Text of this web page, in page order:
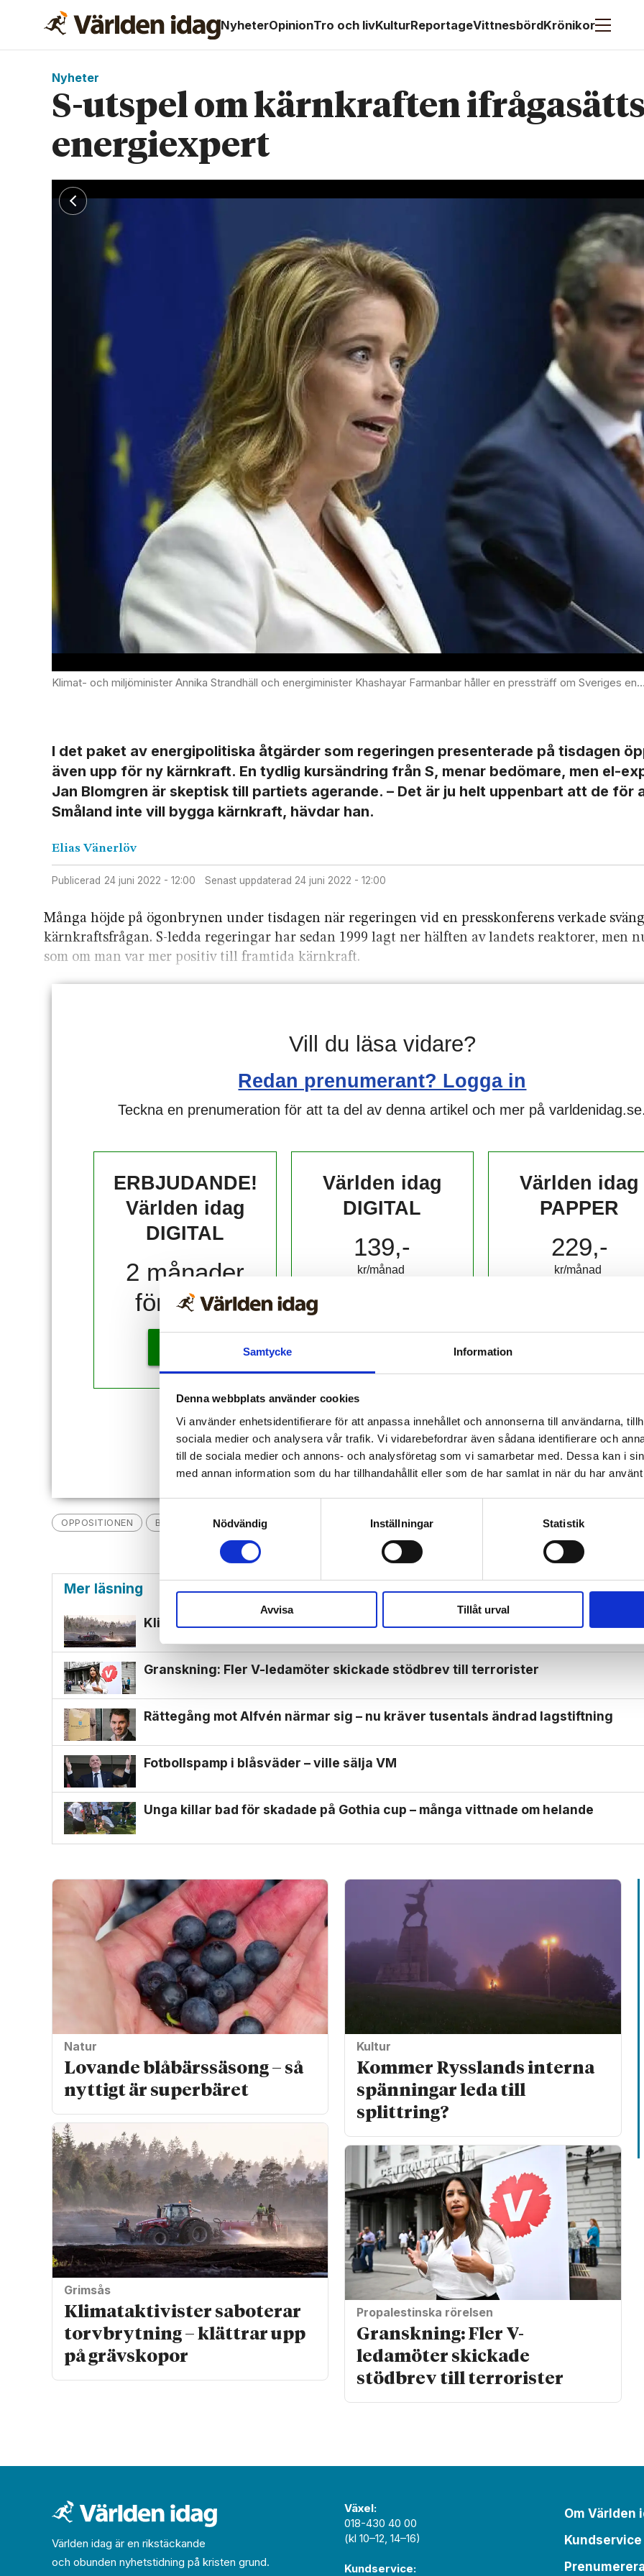
Samtycke Information
Denna webbplats använder cookies
Vi använder enhetsidentifierare för att anpassa innehållet och annonserna till användarna,
sociala medier och analysera vår trafik. Vi vidarebefordrar även sådana identifierare och
till de sociala medier och annons- och analysföretag som vi samarbetar med. Dessa kan i
med annan information som du har tillhandahållit eller som de har samlat in när du har
Samtyckesval
Nödvändig
Inställningar Statistik
Avvisa Tillåt urval
NyheterOpinionTro och livKulturReportageVittnesbördKrönikor
Nyheter
S-utspel om kärnkraften
energiexpert
Klimat- och miljöminister Annika Strandhäll och energiminister Khashayar Farmanbar håller en pressträff om Sveriges energiförsörjning. S-ledda regeringar har sedan 1999 lagt ner hälften av landets reaktorer, men nu lät det som man var mer positiv till framtida kärnkraft. Foto: Henrik Montgomery/TT
I det paket av energipolitiska åtgärder som regeringen presenterade på tisdagen
även upp för ny kärnkraft. En tydlig kursändring från S, menar bedömare, men el-
Jan Blomgren är skeptisk till partiets agerande. – Det är ju helt uppenbart att de för
Småland inte vill bygga kärnkraft, hävdar han.
Elias Vänerlöv
Publicerad 24 juni 2022 - 12:00 Senast uppdaterad 24 juni 2022 - 12:00
Många höjde på ögonbrynen under tisdagen när regeringen vid en presskonferens verkade
kärnkraftsfrågan. S-ledda regeringar har sedan 1999 lagt ner hälften av landets reaktorer, men
som om man var mer positiv till framtida kärnkraft.
Vill du läsa vidare?
Redan prenumerant? Logga in
Teckna en prenumeration för att ta del av denna artikel och mer på
ERBJUDANDE!
Världen idag
DIGITAL
2 månader
för 10 kr!
Världen idag
DIGITAL
139,-
kr/månad ​​​​​​
Världen idag
PAPPER
229,-
kr/månad ​​​​​​
Redan prenumerant? Logga in
Mina Sidor
OPPOSITIONEN BLOCKÖVERSKRIDANDE SOCIALDEMOKRATERNA KÄRNKRAFT NYHETER JAN
Mer läsning
Klimat­aktivister saboterar torv­brytning – klättrar upp på gräv­skopor
Granskning: Fler V-ledamöter skickade stödbrev till terrorister
Rättegång mot Alfvén närmar sig – nu kräver tusentals ändrad lagstiftning
Fotbollspamp i blåsväder – ville sälja VM
Unga killar bad för skadade på Gothia cup – många vittnade om helande
Natur
Lovande blåbärssäsong – så
nyttigt är superbäret
Grimsås
Klimat­aktivister saboterar
torv­brytning – klättrar upp
på gräv­skopor
Kultur
Kommer Rysslands interna
spänningar leda till
splittring?
Propalestinska rörelsen
Granskning: Fler V-
ledamöter skickade
stödbrev till terrorister
Världen idag är en rikstäckande
och obunden nyhets­­­tidning på kristen grund.
Växel:
018-430 40 00
(kl 10–12, 14–16)
Kundservice:
Om Världen
Kundservice